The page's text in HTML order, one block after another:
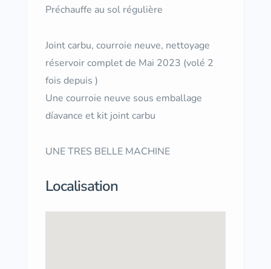
Préchauffe au sol régulière
Joint carbu, courroie neuve, nettoyage
réservoir complet de Mai 2023 (volé 2
fois depuis )
Une courroie neuve sous emballage
díavance et kit joint carbu
UNE TRES BELLE MACHINE
Localisation